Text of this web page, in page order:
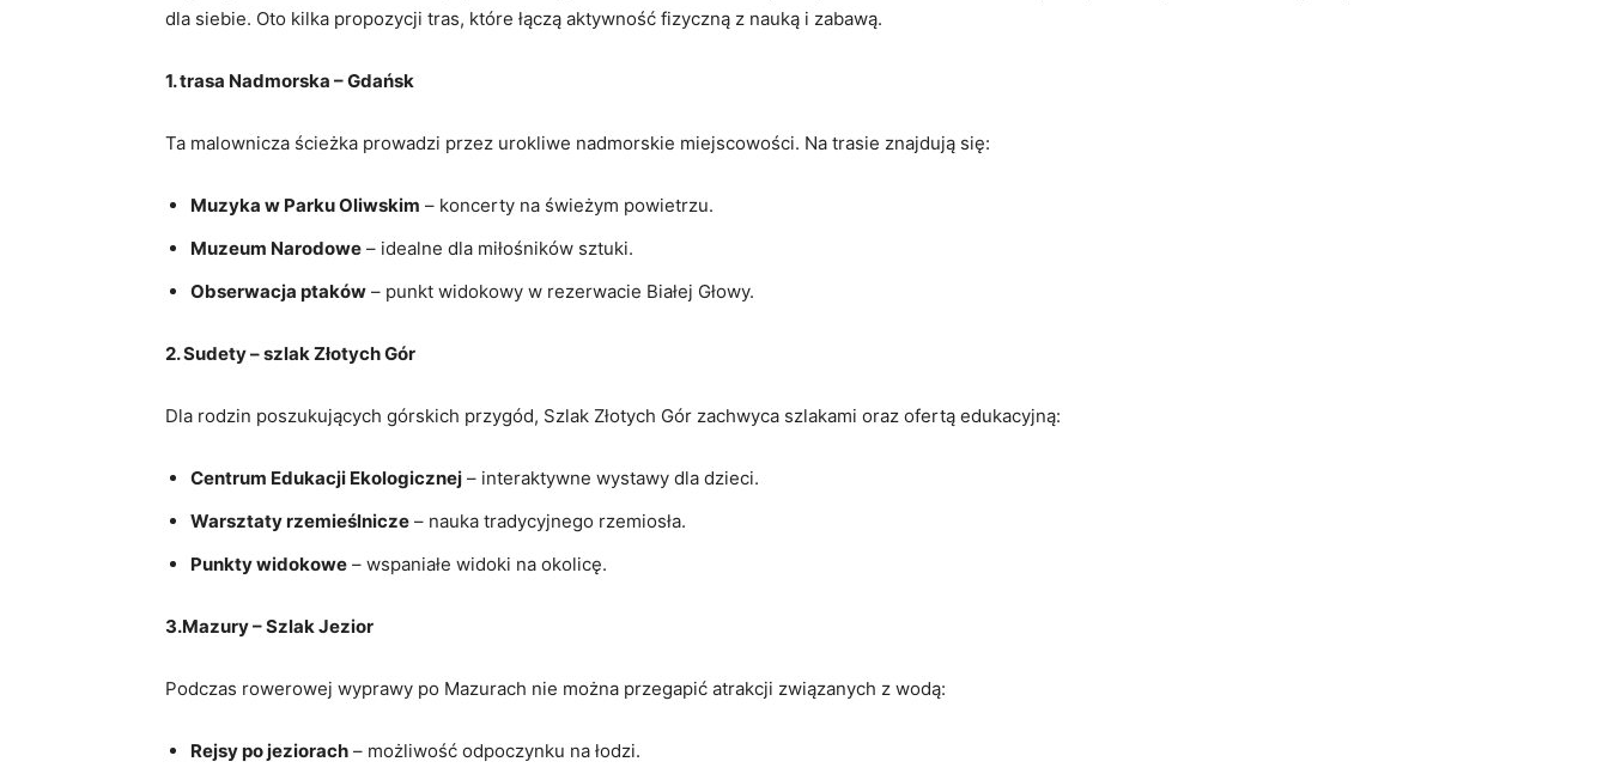
dla siebie. Oto kilka propozycji tras, które łączą aktywność fizyczną z nauką i zabawą.
1. trasa Nadmorska – Gdańsk
Ta malownicza ścieżka prowadzi przez urokliwe nadmorskie miejscowości. Na trasie znajdują się:
Muzyka w Parku Oliwskim – koncerty na świeżym powietrzu.
Muzeum Narodowe – idealne dla miłośników sztuki.
Obserwacja ptaków – punkt widokowy w rezerwacie Białej Głowy.
2. Sudety – szlak Złotych Gór
Dla rodzin poszukujących górskich przygód, Szlak Złotych Gór zachwyca szlakami oraz ofertą edukacyjną:
Centrum Edukacji Ekologicznej – interaktywne wystawy dla dzieci.
Warsztaty rzemieślnicze – nauka tradycyjnego rzemiosła.
Punkty widokowe – wspaniałe widoki na okolicę.
3.Mazury – Szlak Jezior
Podczas rowerowej wyprawy po Mazurach nie można przegapić atrakcji związanych z wodą:
Rejsy po jeziorach – możliwość odpoczynku na łodzi.